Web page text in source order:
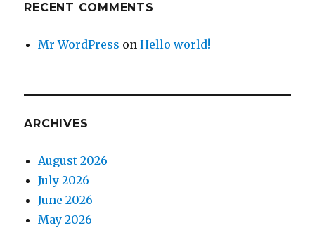
RECENT COMMENTS
Mr WordPress onHello world!
ARCHIVES
August 2026
July 2026
June 2026
May 2026